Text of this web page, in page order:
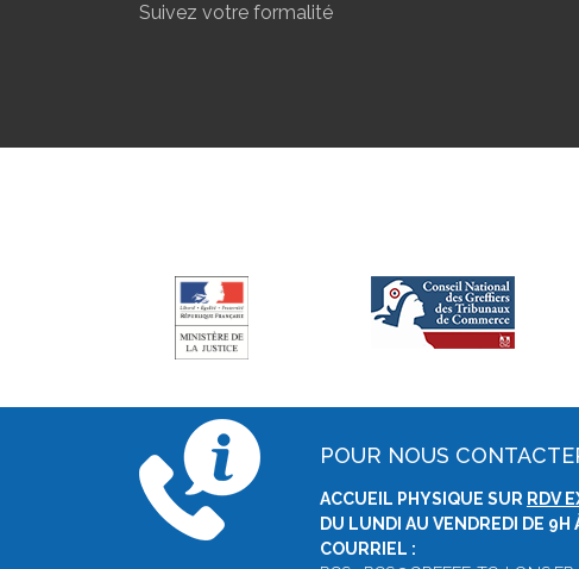
Suivez votre formalité
POUR NOUS
ACCUEIL PHYSIQUE SUR RDV
DU LUNDI AU VENDREDI DE 9H
COURRIEL :